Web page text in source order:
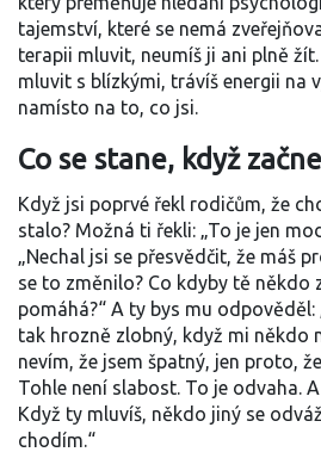
tajemství, které se nemá
terapii mluvit, neumíš ji ani plně
mluvit s blízkými, trávíš energii na
namísto na to, co jsi.
Co se stane, když
Když jsi poprvé řekl rodičům, že
stalo? Možná ti řekli: „To je jen
„Nechal jsi se přesvědčit, že máš
se to změnilo? Co kdyby tě někdo
pomáhá?“ A ty bys mu odpověděl:
tak hrozně zlobný, když mi někdo
nevím, že jsem špatný, jen proto,
Tohle není slabost. To je odvaha.
Když ty mluvíš, někdo jiný se
chodím.“